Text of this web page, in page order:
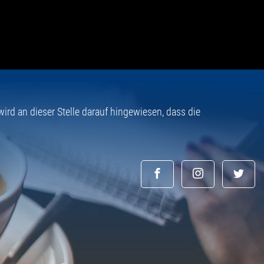
an dieser Stelle darauf hingewiesen, dass die